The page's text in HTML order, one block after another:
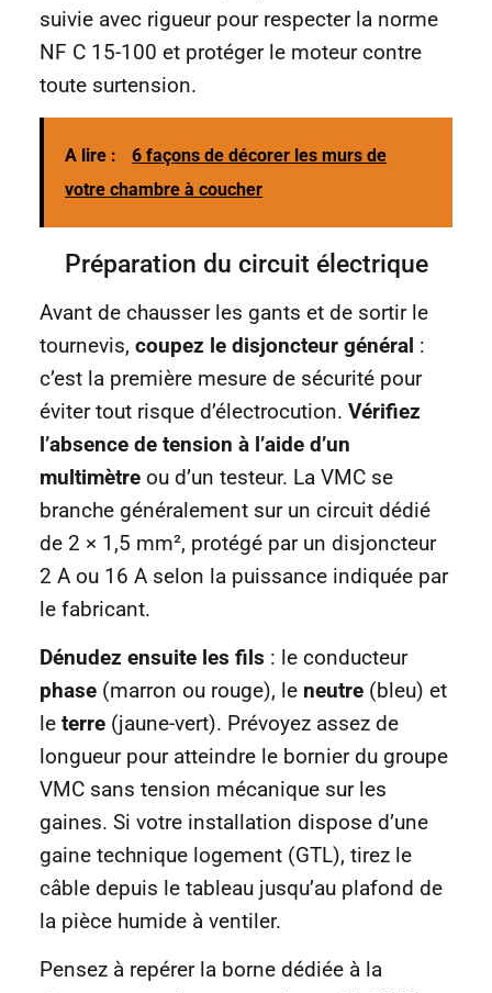
suivie avec rigueur pour respecter la norme
NF C 15-100 et protéger le moteur contre
toute surtension.
A lire :
6 façons de décorer les murs de
votre chambre à coucher
Préparation du circuit électrique
Avant de chausser les gants et de sortir le
tournevis, coupez le disjoncteur général :
c’est la première mesure de sécurité pour
éviter tout risque d’électrocution. Vérifiez
l’absence de tension à l’aide d’un
multimètre ou d’un testeur. La VMC se
branche généralement sur un circuit dédié
de 2 × 1,5 mm², protégé par un disjoncteur
2 A ou 16 A selon la puissance indiquée par
le fabricant.
Dénudez ensuite les fils : le conducteur
phase (marron ou rouge), le neutre (bleu) et
le terre (jaune-vert). Prévoyez assez de
longueur pour atteindre le bornier du groupe
VMC sans tension mécanique sur les
gaines. Si votre installation dispose d’une
gaine technique logement (GTL), tirez le
câble depuis le tableau jusqu’au plafond de
la pièce humide à ventiler.
Pensez à repérer la borne dédiée à la